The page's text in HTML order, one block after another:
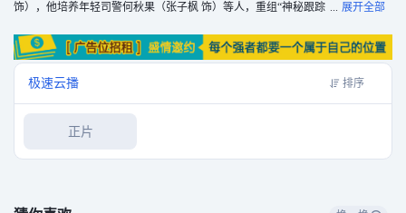
饰），他培养年轻司警何秋果（张子枫 饰）等人，重组“神秘跟踪
之时，盗匪团也设下局中局，斗智斗勇斗心眼，一场高端猫鼠局拉开帷幕......
极速云播 排序
正片